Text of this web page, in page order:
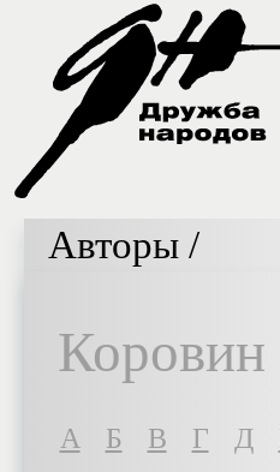
Авторы /
Коровин
A Б В Г Д